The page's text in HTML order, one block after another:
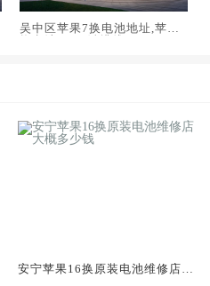
吴中区苹果7换电池地址,苹果7
安宁苹果16换原装电池维修店大